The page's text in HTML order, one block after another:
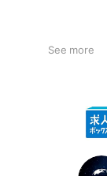
See more